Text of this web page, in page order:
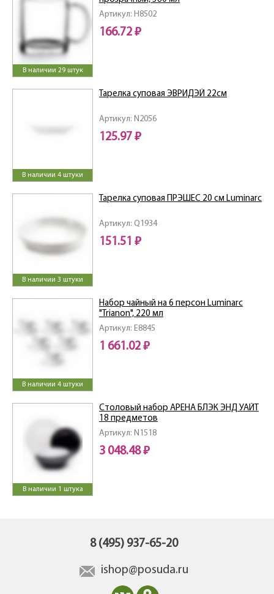
В наличии 29 штук
Артикул: H8502
166.72 ₽
В наличии 4 штуки
Артикул: N2056
Тарелка суповая ЭВРИДЭЙ 22см
125.97 ₽
В наличии 3 штуки
Артикул: Q1934
Тарелка суповая ПРЭШЕС 20 см Luminarc
151.51 ₽
В наличии 4 штуки
Артикул: E8845
Набор чайный на 6 персон Luminarc
"Trianon", 220 мл
1 661.02 ₽
В наличии 1 штука
Артикул: N1518
Столовый набор АРЕНА БЛЭК ЭНД УАЙТ
18 предметов
3 048.48 ₽
8 (495) 937-65-20
ishop@posuda.ru